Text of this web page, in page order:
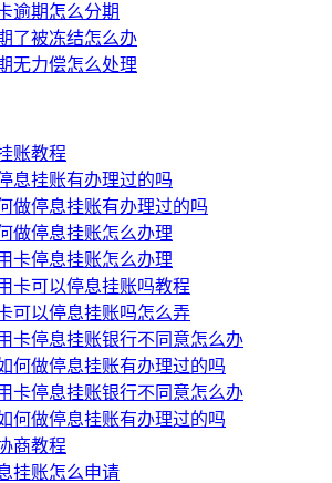
逾期怎么分期
了被冻结怎么办
无力偿怎么处理
账教程
息挂账有办理过的吗
做停息挂账有办理过的吗
做停息挂账怎么办理
卡停息挂账怎么办理
卡可以停息挂账吗教程
可以停息挂账吗怎么弄
卡停息挂账银行不同意怎么办
何做停息挂账有办理过的吗
卡停息挂账银行不同意怎么办
何做停息挂账有办理过的吗
商教程
挂账怎么申请